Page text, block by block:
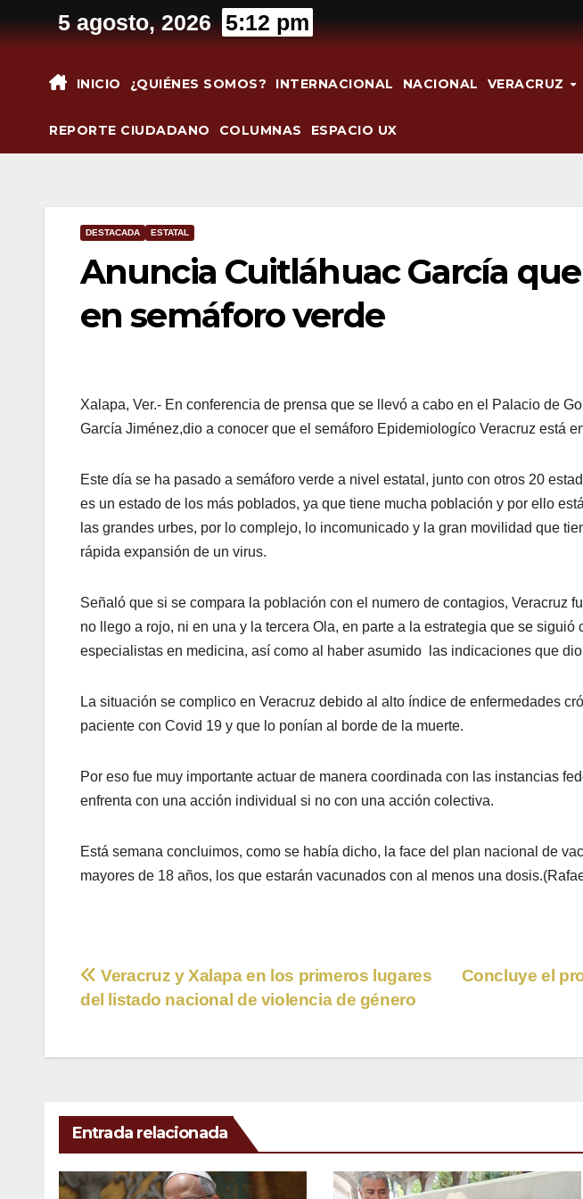
al
5 agosto, 2026 5:12 pm
INICIO ¿QUIÉNES SOMOS? INTERNACIONAL NACIONAL VERACRUZ
REPORTE CIUDADANO COLUMNAS ESPACIO UX
DESTACADA ESTATAL
Anuncia Cuitláhuac García
en semáforo verde
Xalapa, Ver.- En conferencia de prensa que se llevó a cabo en el Palacio de
García Jiménez,dio a conocer que el semáforo Epidemiologíco Veracruz está
Este día se ha pasado a semáforo verde a nivel estatal, junto con otros 20
es un estado de los más poblados, ya que tiene mucha población y por ello
las grandes urbes, por lo complejo, lo incomunicado y la gran movilidad que
rápida expansión de un virus.
Señaló que si se compara la población con el numero de contagios, Veracruz
no llego a rojo, ni en una y la tercera Ola, en parte a la estrategia que se
especialistas en medicina, así como al haber asumido las indicaciones que
La situación se complico en Veracruz debido al alto índice de enfermedades
paciente con Covid 19 y que lo ponían al borde de la muerte.
Por eso fue muy importante actuar de manera coordinada con las instancias
enfrenta con una acción individual si no con una acción colectiva.
Está semana concluimos, como se había dicho, la face del plan nacional de
mayores de 18 años, los que estarán vacunados con al menos una
Navegación
entradas
Concluye el
Veracruz y Xalapa en los primeros lugares
del listado nacional de violencia de género
Entrada relacionada